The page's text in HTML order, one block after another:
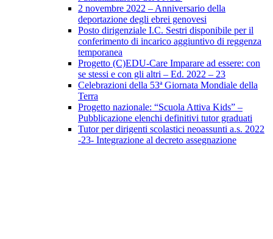
2 novembre 2022 – Anniversario della
deportazione degli ebrei genovesi
Posto dirigenziale I.C. Sestri disponibile per il
conferimento di incarico aggiuntivo di reggenza
temporanea
Progetto (C)EDU-Care Imparare ad essere: con
se stessi e con gli altri – Ed. 2022 – 23
Celebrazioni della 53ª Giornata Mondiale della
Terra
Progetto nazionale: “Scuola Attiva Kids” –
Pubblicazione elenchi definitivi tutor graduati
Tutor per dirigenti scolastici neoassunti a.s. 2022
-23- Integrazione al decreto assegnazione